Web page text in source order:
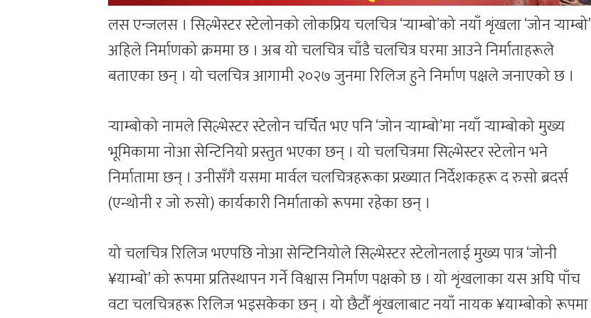
लस एन्जलस । सिल्भेस्टर स्टेलोनको लोकप्रिय चलचित्र ‘र्‍याम्बो’को नयाँ शृंखला ‘जोन र्‍याम्बो’
अहिले निर्माणको क्रममा छ । अब यो चलचित्र चाँडै चलचित्र घरमा आउने निर्माताहरूले
बताएका छन् । यो चलचित्र आगामी २०२७ जुनमा रिलिज हुने निर्माण पक्षले जनाएको छ ।
र्‍याम्बोको नामले सिल्भेस्टर स्टेलोन चर्चित भए पनि ‘जोन र्‍याम्बो’मा नयाँ र्‍याम्बोको मुख्य
भूमिकामा नोआ सेन्टिनियो प्रस्तुत भएका छन् । यो चलचित्रमा सिल्भेस्टर स्टेलोन भने
निर्मातामा छन् । उनीसँगै यसमा मार्वल चलचित्रहरूका प्रख्यात निर्देशकहरू द रुसो ब्रदर्स
(एन्थोनी र जो रुसो) कार्यकारी निर्माताको रूपमा रहेका छन् ।
यो चलचित्र रिलिज भएपछि नोआ सेन्टिनियोले सिल्भेस्टर स्टेलोनलाई मुख्य पात्र ‘जोनी
¥याम्बो’ को रूपमा प्रतिस्थापन गर्ने विश्वास निर्माण पक्षको छ । यो शृंखलाका यस अघि पाँच
वटा चलचित्रहरू रिलिज भइसकेका छन् । यो छैटौँ शृंखलाबाट नयाँ नायक ¥याम्बोको रूपमा